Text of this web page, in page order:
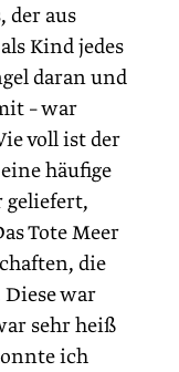
der aus
Kind jedes
daran und
– war
voll ist der
häufige
geliefert,
Tote Meer
die
war
sehr heiß
ich